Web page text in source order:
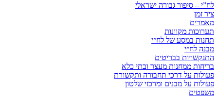
לח”י – סיפור גבורה ישראלי
ציר זמן
מאמרים
תערוכות מקוונות
תחנות במסע של לח״י
מבנה לח״י
התנקשויות בבריטים
בריחות ממחנות מעצר ובתי כלא
פעולות על דרכי תחבורה ותקשורת
פעולות על מבנים ומרכזי שלטון
משפטים